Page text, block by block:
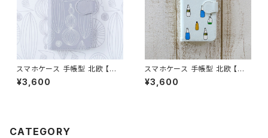
スマホケース 手帳型 北欧 【自
然へようこそ】花柄 iPhone17/1
6/15/SE3/Android カード収
¥3,600
スマホケース 手帳型 北欧 【ボト
ルとバスケット】手描き風 iPhon
e17/16/15/SE3/Android カー
¥3,600
CATEGORY